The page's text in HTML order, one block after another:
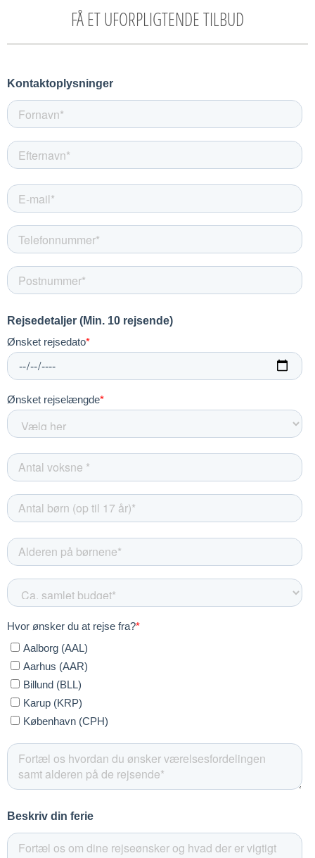
FÅ ET UFORPLIGTENDE TILBUD